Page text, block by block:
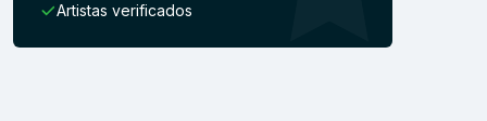
Artistas verificados